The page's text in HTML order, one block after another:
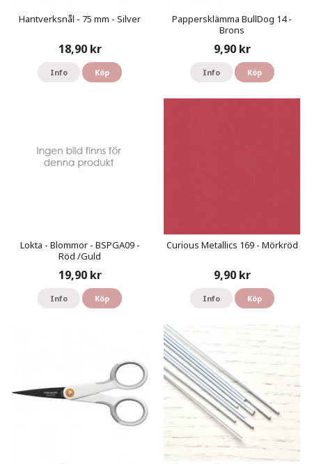
Hantverksnål - 75 mm - Silver
18,90 kr
Info Köp
Pappersklämma BullDog 14 -
Brons
9,90 kr
Info Köp
Lokta - Blommor - BSPGA09 -
Röd /Guld
19,90 kr
Info Köp
Curious Metallics 169 - Mörkröd
9,90 kr
Info Köp